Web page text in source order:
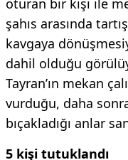
şahıs arasında
kavgaya
dahil olduğu
Tayran’ın mekan
vurduğu, daha
bıçakladığı anlar
5 kişi tutuklandı